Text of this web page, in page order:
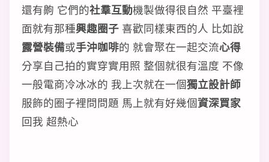
還有齁 它們的社羣互動機製做得很自然 平臺裡
面就有那種興趣圈子 喜歡同樣東西的人 比如說
露營裝備或手沖咖啡的 就會聚在一起交流心得
分享自己拍的實穿實用照 整個就很有溫度 不像
一般電商冷冰冰的 我上次就在一個獨立設計師
服飾的圈子裡問問題 馬上就有好幾個資深買家
回我 超熱心